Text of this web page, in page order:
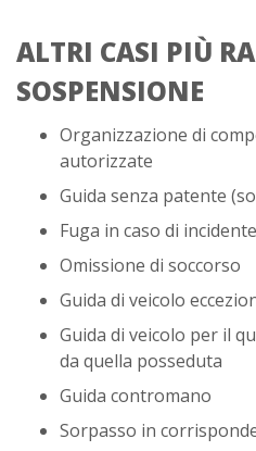
ALTRI CASI PIÙ
SOSPENSIONE
Organizzazione di
autorizzate
Guida senza patente
Fuga in caso di
Omissione di soccorso
Guida di veicolo
Guida di veicolo per il
da quella posseduta
Guida contromano
Sorpasso in